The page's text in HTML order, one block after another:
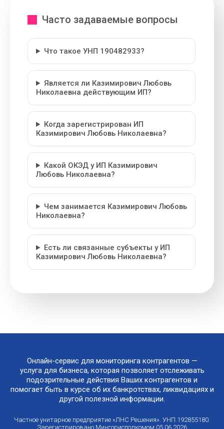
Часто задаваемые вопросы
Что такое УНП 190482933?
Является ли Казимирович Любовь
Николаевна действующим ИП?
Когда зарегистрирован ИП
Казимирович Любовь Николаевна?
Какой ОКЭД у ИП Казимирович
Любовь Николаевна?
Чем занимается Казимирович Любовь
Николаевна?
Есть ли связанные субъекты у ИП
Казимирович Любовь Николаевна?
Онлайн-сервис для мониторинга контрагентов —
услуга для бизнеса, которая позволяет отслеживать
подозрительные действия Ваших контрагентов и
помогает быть в курсе об их банкротствах, ликвидациях и
другой полезной информации.
Частное унитарное предприятие «ЛНС Решения». УНП 192855180.
Зарегистрировано Мингорисполкомом 05.06.2026